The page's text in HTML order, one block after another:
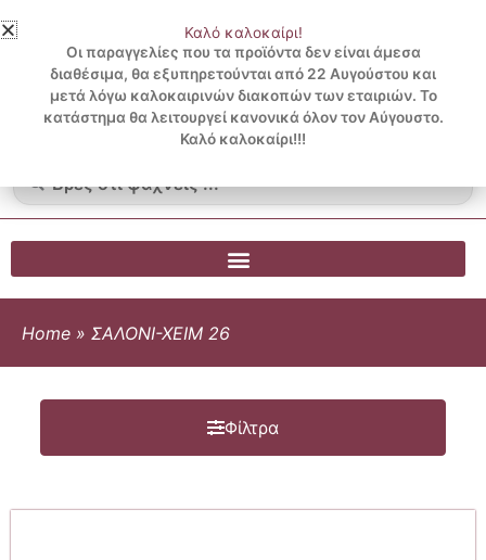
στο
περιεχόμενο
3 ΔΟΣΕΙΣ ΧΩΡΙΣ ΠΙΣΤΩΤΙΚΗ ΜΕ KLARNA
...
Λογαριασμός
Blog
0.00€
0
Cart
Home » ΣΑΛΟΝΙ-ΧΕΙΜ 26
Φίλτρα
Καλό καλοκαίρι!
Οι παραγγελίες που τα προϊόντα δεν είναι άμεσα
διαθέσιμα, θα εξυπηρετούνται από 22 Αυγούστου και
μετά λόγω καλοκαιρινών διακοπών των εταιριών. Το
κατάστημα θα λειτουργεί κανονικά όλον τον Αύγουστο.
Καλό καλοκαίρι!!!